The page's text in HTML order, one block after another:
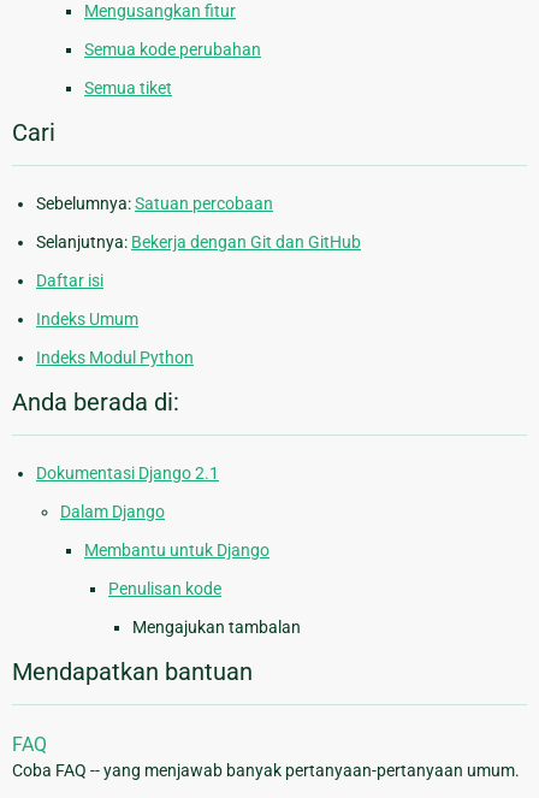
Mengusangkan fitur
Semua kode perubahan
Semua tiket
Cari
Sebelumnya:Satuan percobaan
Selanjutnya: Bekerja dengan Git dan GitHub
Daftar isi
Indeks Umum
Indeks Modul Python
Anda berada di:
Dokumentasi Django 2.1
Dalam Django
Membantu untuk Django
Penulisan kode
Mengajukan tambalan
Mendapatkan bantuan
FAQ
Coba FAQ -- yang menjawab banyak pertanyaan-pertanyaan umum.